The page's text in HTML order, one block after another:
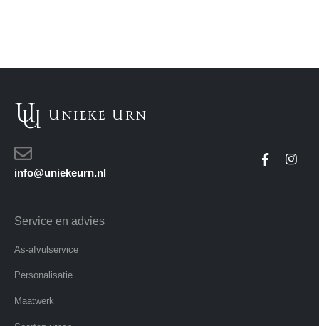
info@uniekeurn.nl
Service en advies
As-afvulservice
Personalisatie
Maatwerk